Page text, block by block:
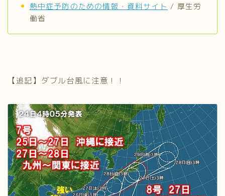
熱中症予防のための情報・資料サイト / 厚生労
働省
【追記】ダブル台風に注意！！